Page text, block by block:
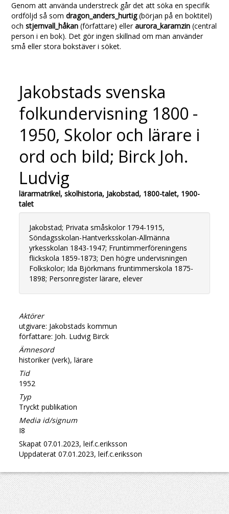
Genom att använda understreck går det att söka en specifik
ordföljd så somdragon_anders_hurtig(början på en boktitel)
ochstjernvall_håkan (författare) elleraurora_karamzin (central
person i en bok). Det gör ingen skillnad om man använder
små eller stora bokstäver i söket.
Jakobstads svenska
folkundervisning 1800 -
1950, Skolor och lärare i
ord och bild; Birck Joh.
Ludvig
lärarmatrikel, skolhistoria, Jakobstad, 1800-talet, 1900-
talet
Jakobstad; Privata småskolor 1794-1915,
Söndagsskolan-Hantverksskolan-Allmänna
yrkesskolan 1843-1947; Fruntimmerföreningens
flickskola 1859-1873; Den högre undervisningen
Folkskolor; Ida Björkmans fruntimmerskola 1875-
1898; Personregister lärare, elever
Aktörer
utgivare: Jakobstads kommun
författare: Joh. Ludvig Birck
Ämnesord
historiker (verk), lärare
Tid
1952
Typ
Tryckt publikation
Media id/signum
I8
Skapat 07.01.2023, leif.c.eriksson
Uppdaterat 07.01.2023, leif.c.eriksson